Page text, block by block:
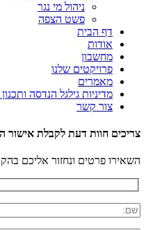
ניהול מי נגר
פשט הצפה
דף הבית
אודות
מחשבון
פרויקטים שלנו
מאמרים
מדיניות גילגל הנדסה
צור קשר
צריכים חוות דעת לקבלת אישור
השאירו פרטים ונחזור אליכם